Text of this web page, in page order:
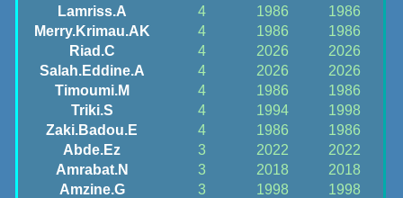
Lamriss.A
4 1986
1986
Merry.Krimau.AK
4 1986
1986
Riad.C
4 2026
2026
Salah.Eddine.A
4 2026
2026
Timoumi.M
4 1986
1986
Triki.S
4 1994
1998
Zaki.Badou.E
4 1986
1986
Abde.Ez
3 2022
2022
Amrabat.N
3 2018
2018
Amzine.G
3 1998
1998